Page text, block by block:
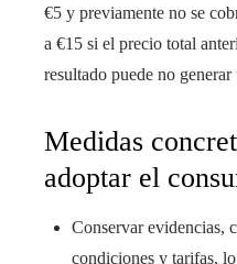
€5 y previamente no se
a €15 si el precio total
resultado puede no
Medidas
adoptar el
Conservar evidencias,
condiciones y tarifas,